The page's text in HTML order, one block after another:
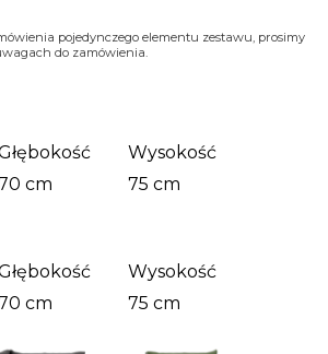
pojedynczego elementu zestawu, prosimy
do zamówienia.
Wysokość
cm 75 cm
Wysokość
cm 75 cm